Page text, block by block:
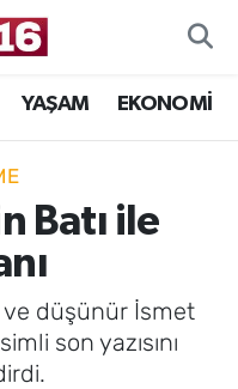
YAŞAM EKONOMİ
Batı ile
ve düşünür İsmet
son yazısını
Durumu ve Fikstür